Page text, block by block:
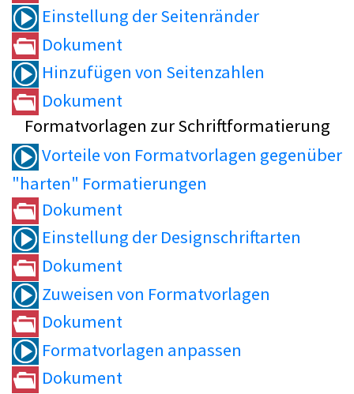
Einstellung der Seitenränder
Dokument
Hinzufügen von Seitenzahlen
Dokument
Formatvorlagen zur Schriftformatierung
Vorteile von Formatvorlagen gegenüber
"harten" Formatierungen
Dokument
Einstellung der Designschriftarten
Dokument
Zuweisen von Formatvorlagen
Dokument
Formatvorlagen anpassen
Dokument